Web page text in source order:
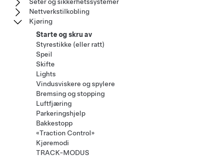
Nettverkstilkobling
Kjøring
Starte og skru av
Styrestikke (eller ratt)
Speil
Skifte
Lights
Vindusviskere og spylere
Bremsing og stopping
Luftfjæring
Parkeringshjelp
Bakkestopp
«Traction Control»
Kjøremodi
TRACK-MODUS